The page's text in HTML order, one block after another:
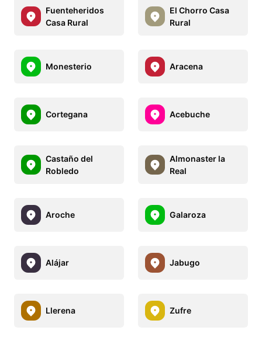
Fuenteheridos
Casa Rural
El Chorro Casa
Rural
Monesterio Aracena
Cortegana Acebuche
Castaño del
Robledo
Almonaster la
Real
Aroche Galaroza
Alájar Jabugo
Llerena Zufre